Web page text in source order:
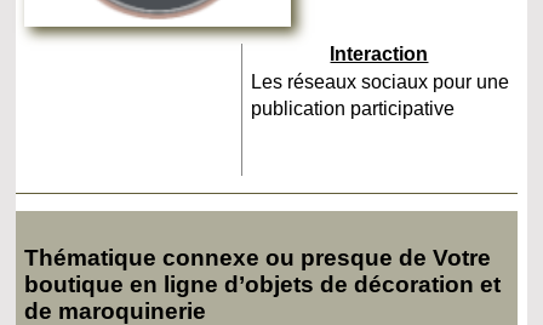
Interaction
Les réseaux sociaux pour une
publication participative
Thématique connexe ou presque de Votre
boutique en ligne d’objets de décoration et
de maroquinerie